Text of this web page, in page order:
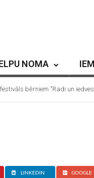
NOMA
bērniem "Radi un
LINKEDIN GOOGLE